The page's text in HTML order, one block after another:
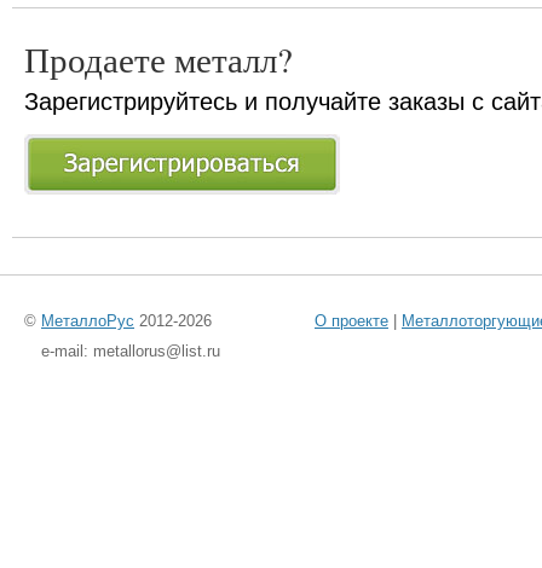
Продаете металл?
Зарегистрируйтесь и получайте заказы с
© МеталлоРус 2012-2026 О проекте |
e-mail: metallorus@list.ru